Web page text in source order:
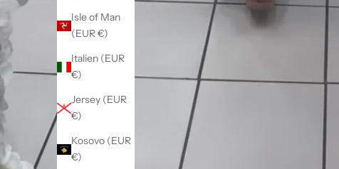
Isle of Man
(EUR €)
Italien (EUR
€)
Jersey (EUR
€)
Kosovo (EUR
€)